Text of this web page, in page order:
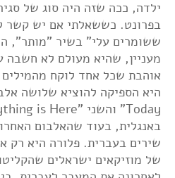
ילדה, ככה שזה היה סוג של
בפרונט. כששאלתי אם יש קשר
ששומרים עלי" בשיר "מותר",
מעניין, שהיא מעולם לא חשבה
אוהבת שכל אחד לוקח
באנגלית, בעוד שהאלבום
שירים בעברית. פלורה היא רק
של מוזיקאים ישראלים